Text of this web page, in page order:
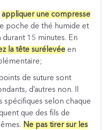
appliquer une compresse
poche de thé humide et
15 minutes. En
la tête surélevée en
de suture sont
d’autres non. Il
spécifiques selon chaque
que des fils de
Ne pas tirer sur les